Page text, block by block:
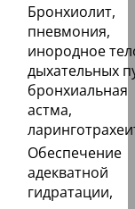
Бронхиолит,
пневмония,
инородное
дыхательных
бронхиальная
астма,
Обеспечение
адекватной
гидратации,